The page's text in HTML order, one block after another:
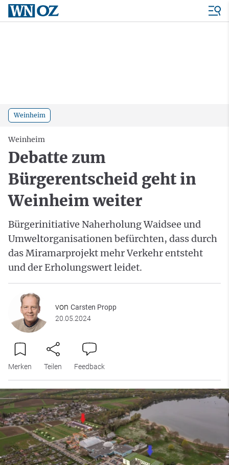
Weinheim
Weinheim
Debatte zum
Bürgerentscheid geht in
Weinheim weiter
Bürgerinitiative Naherholung Waidsee und
Umweltorganisationen befürchten, dass durch
das Miramarprojekt mehr Verkehr entsteht
und der Erholungswert leidet.
von Carsten Propp
20.05.2024
Merken Teilen Feedback